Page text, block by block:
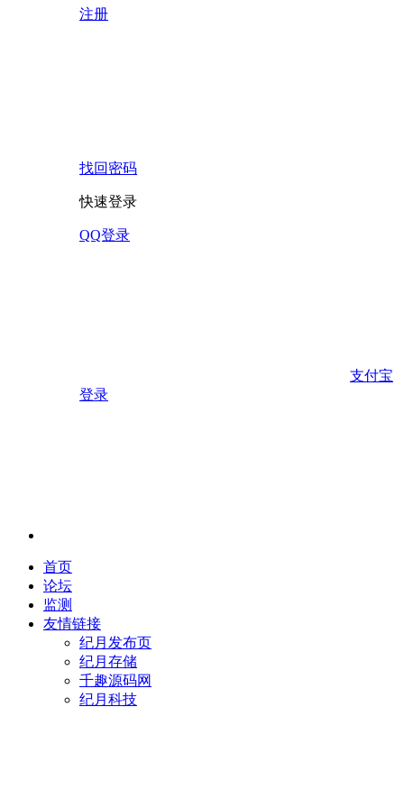
注册
找回密码
快速登录
QQ登录
支付宝
登录
首页
论坛
监测
友情链接
纪月发布页
纪月存储
千趣源码网
纪月科技